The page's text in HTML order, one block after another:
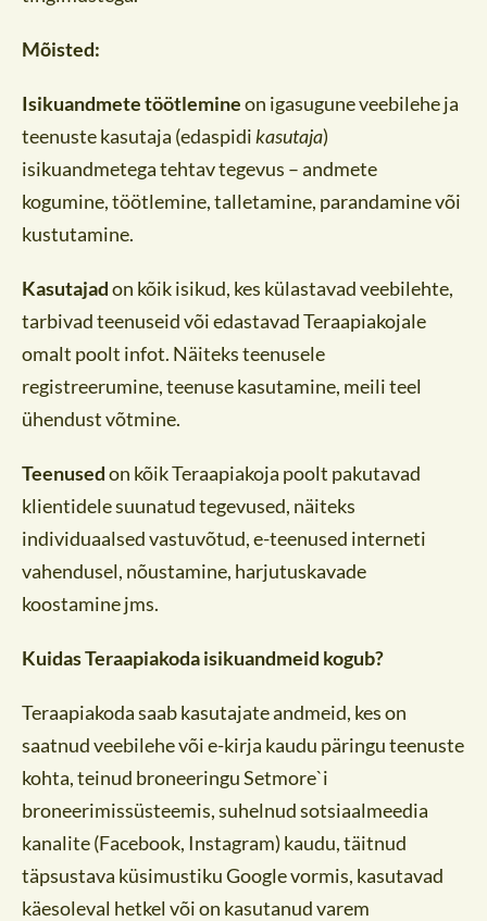
Mõisted:
Isikuandmete töötlemineon igasugune veebilehe ja
teenuste kasutaja (edaspidikasutaja)
isikuandmetega tehtav tegevus – andmete
kogumine, töötlemine, talletamine, parandamine või
kustutamine.
Kasutajadon kõik isikud, kes külastavad veebilehte,
tarbivad teenuseid või edastavad Teraapiakojale
omalt poolt infot. Näiteks teenusele
registreerumine, teenuse kasutamine, meili teel
ühendust võtmine.
Teenusedon kõik Teraapiakoja poolt pakutavad
klientidele suunatud tegevused, näiteks
individuaalsed vastuvõtud, e-teenused interneti
vahendusel, nõustamine, harjutuskavade
koostamine jms.
Kuidas Teraapiakoda isikuandmeid kogub?
Teraapiakoda saab kasutajate andmeid, kes on
saatnud veebilehe või e-kirja kaudu päringu teenuste
kohta, teinud broneeringu Setmore`i
broneerimissüsteemis, suhelnud sotsiaalmeedia
kanalite (Facebook, Instagram) kaudu, täitnud
täpsustava küsimustiku Google vormis, kasutavad
käesoleval hetkel või on kasutanud varem